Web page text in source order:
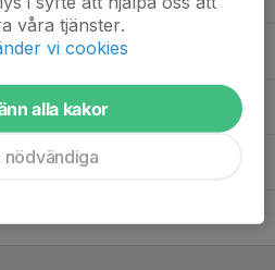
våra tjänster.
vi cookies
alla kakor
nödvändiga